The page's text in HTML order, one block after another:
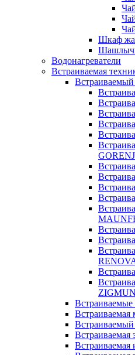
Шкаф
Водонагреватели
Встраиваемая
Встраиваемая
Встраиваемая
Встраиваемая